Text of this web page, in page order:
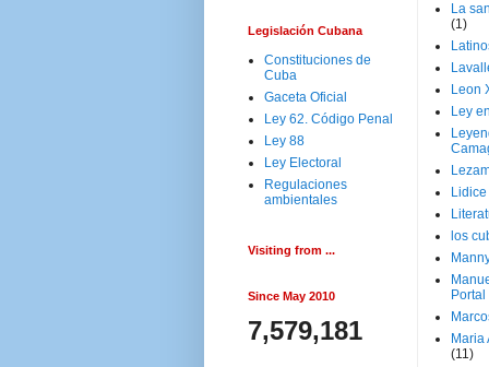
Legislación Cubana
Constituciones de
Cuba
Gaceta Oficial
Ley 62. Código Penal
Ley 88
Ley Electoral
Regulaciones
ambientales
Visiting from ...
Since May 2010
7,579,181
La
(1)
Leon
Ley
los
Portal
Maria
(11)